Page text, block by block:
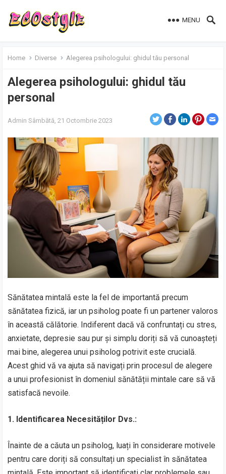
MENU
Home Diverse Alegerea psihologului: ghidul tău personal
Alegerea psihologului: ghidul tău
personal
Admin Sâmbătă, 21 Octombrie 2023
Sănătatea mintală este la fel de importantă precum
sănătatea fizică, iar un psiholog poate fi un partener valoros
în această călătorie. Indiferent dacă vă confruntați cu stres,
anxietate, depresie sau pur și simplu doriți să vă cunoașteți
mai bine, alegerea unui psiholog potrivit este crucială.
Acest ghid vă va ajuta să navigați prin procesul de alegere
a unui profesionist în domeniul sănătății mintale care să vă
satisfacă nevoile.
1. Identificarea Necesităților Dvs.:
Înainte de a căuta un psiholog, luați în considerare motivele
pentru care doriți să consultați un specialist în sănătatea